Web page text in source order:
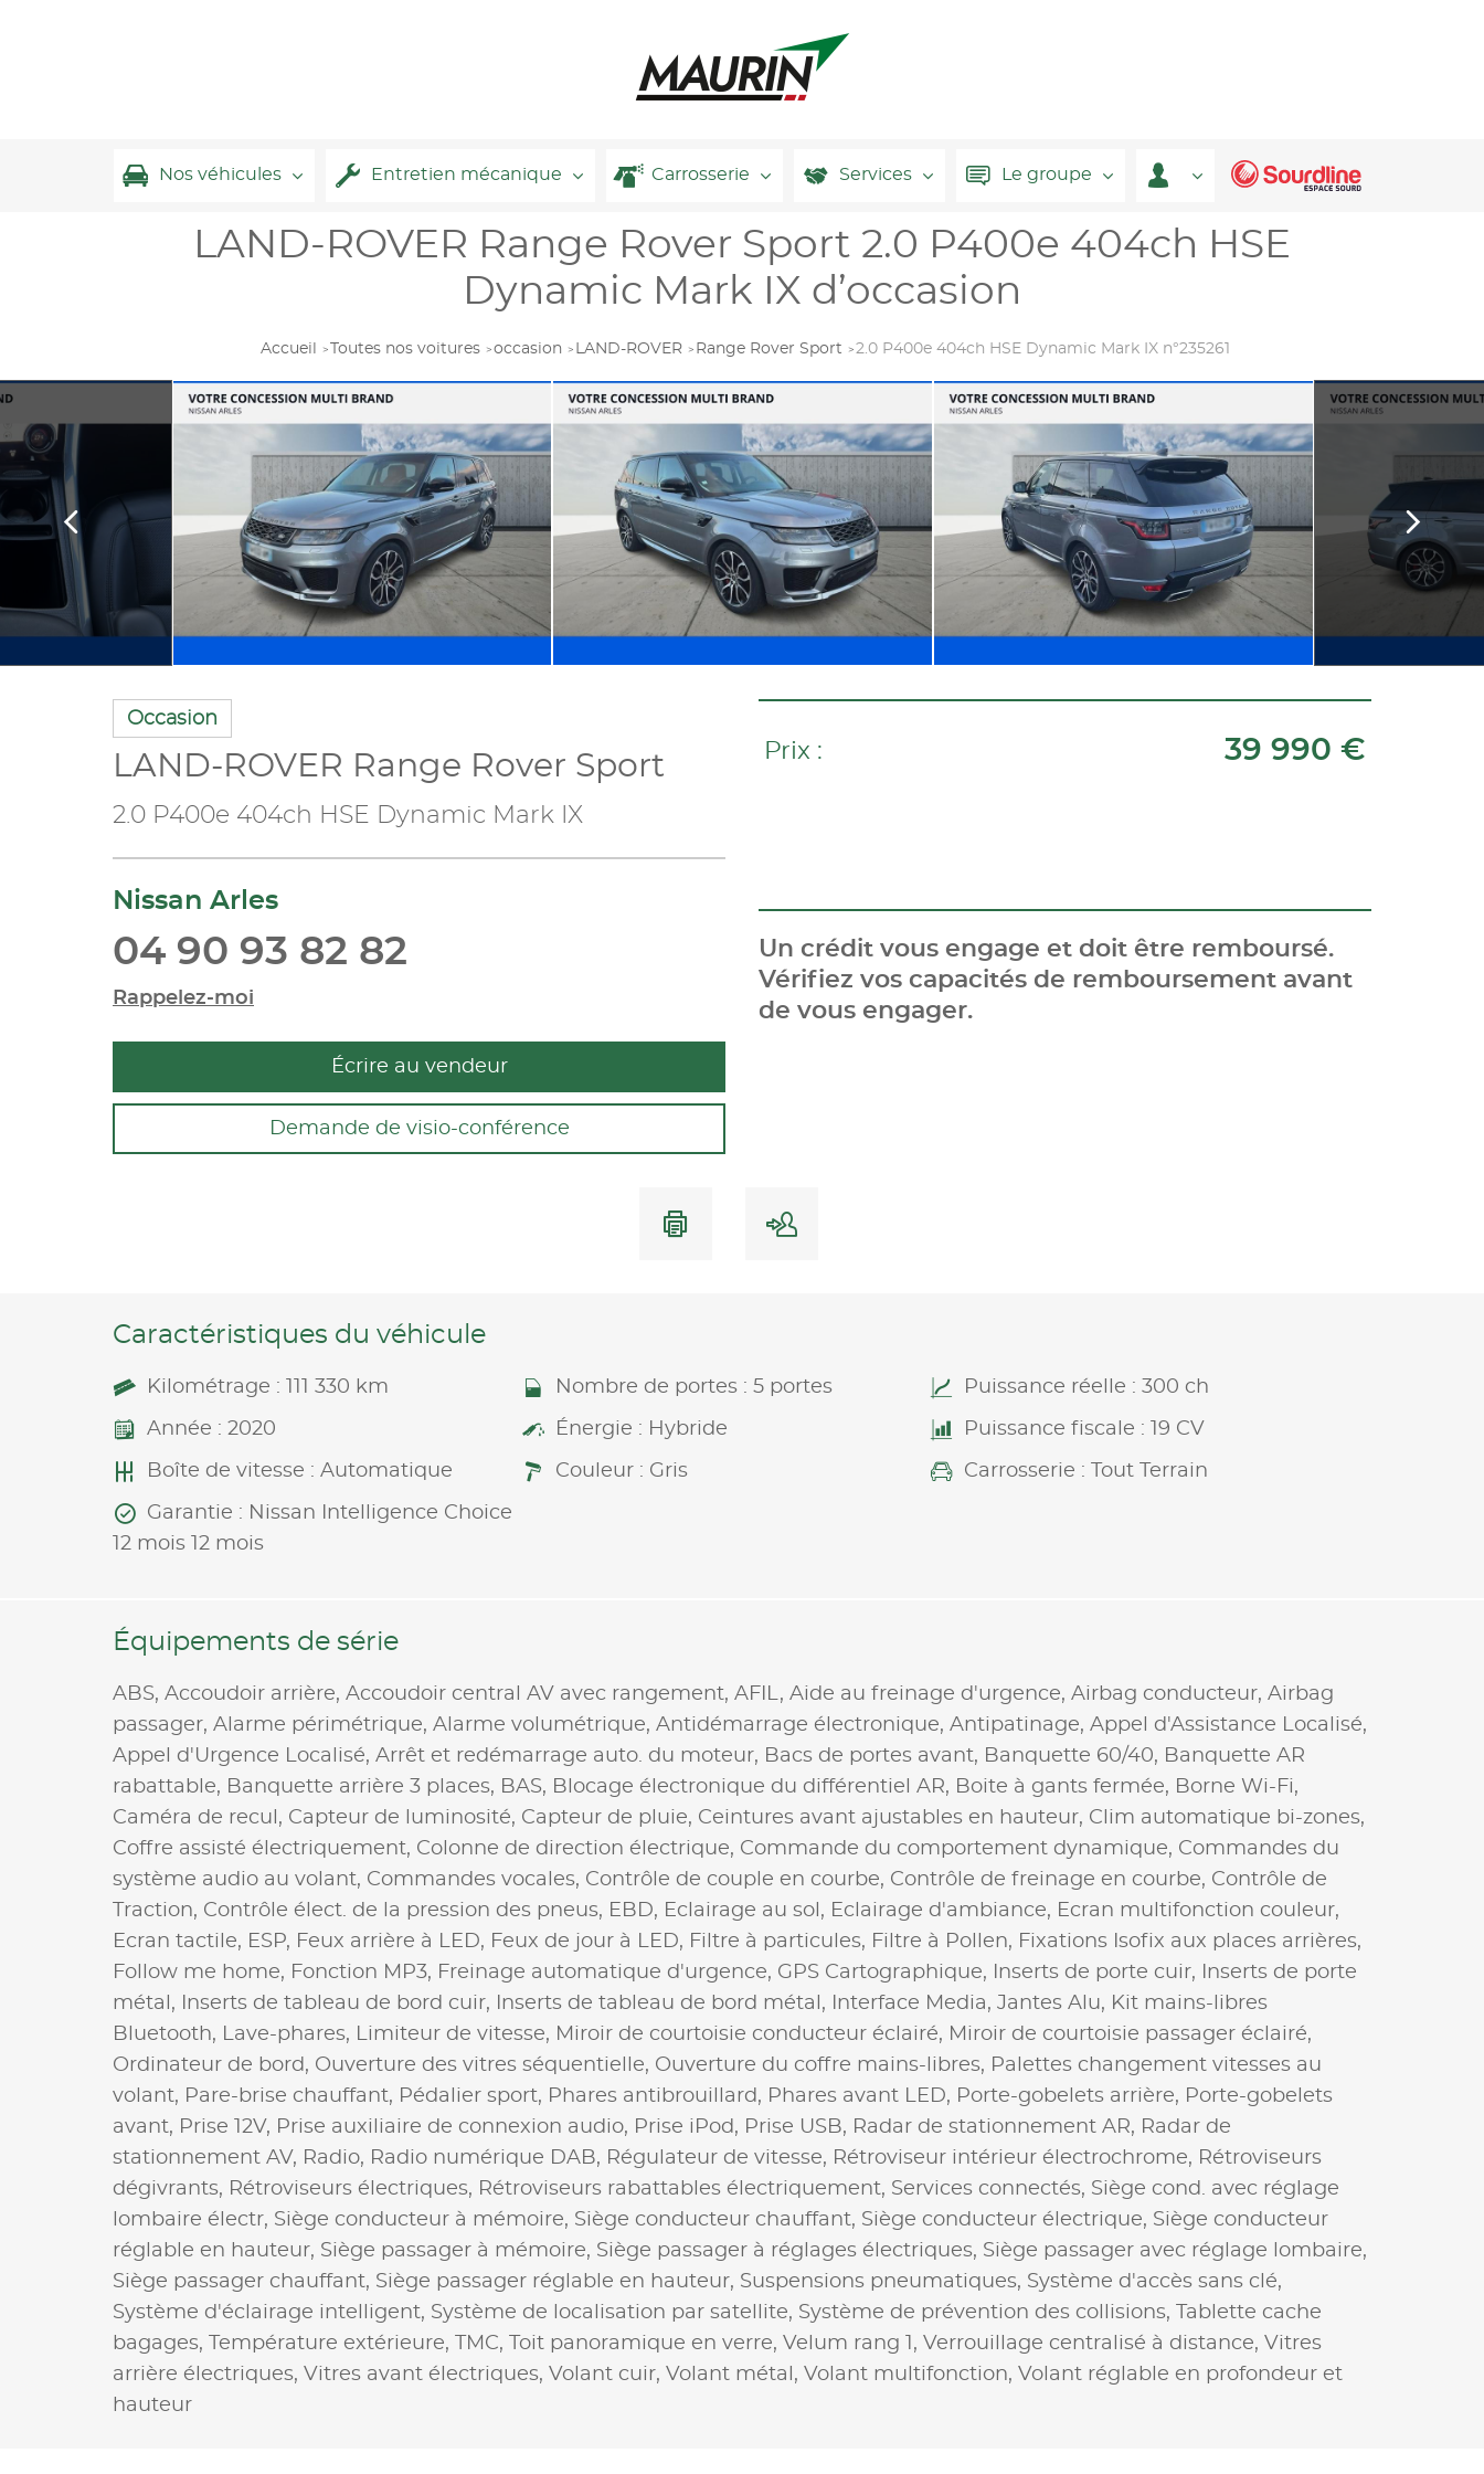
Nos véhicules Entretien mécanique Carrosserie Services Le groupe
LAND-ROVER Range Rover Sport 2.0 P400e 404ch HSE
Dynamic Mark IX d’occasion
Accueil Toutes nos voitures occasion LAND-ROVER Range Rover Sport 2.0 P400e 404ch HSE Dynamic Mark IX n°235261
Occasion
LAND-ROVER Range Rover Sport
2.0 P400e 404ch HSE Dynamic Mark IX
Nissan Arles
04 90 93 82 82
Rappelez-moi
Écrire au vendeur
Demande de visio-conférence
Prix : 39 990 €
Un crédit vous engage et doit être remboursé.
Vérifiez vos capacités de remboursement avant
de vous engager.
Caractéristiques du véhicule
Kilométrage : 111 330 km Nombre de portes : 5 portes Puissance réelle : 300 ch
Année : 2020 Énergie : Hybride Puissance fiscale : 19 CV
Boîte de vitesse : Automatique Couleur : Gris Carrosserie : Tout Terrain
Garantie : Nissan Intelligence Choice
12 mois 12 mois
Équipements de série
ABS, Accoudoir arrière, Accoudoir central AV avec rangement, AFIL, Aide au freinage d'urgence, Airbag conducteur, Airbag
passager, Alarme périmétrique, Alarme volumétrique, Antidémarrage électronique, Antipatinage, Appel d'Assistance Localisé,
Appel d'Urgence Localisé, Arrêt et redémarrage auto. du moteur, Bacs de portes avant, Banquette 60/40, Banquette AR
rabattable, Banquette arrière 3 places, BAS, Blocage électronique du différentiel AR, Boite à gants fermée, Borne Wi-Fi,
Caméra de recul, Capteur de luminosité, Capteur de pluie, Ceintures avant ajustables en hauteur, Clim automatique bi-zones,
Coffre assisté électriquement, Colonne de direction électrique, Commande du comportement dynamique, Commandes du
système audio au volant, Commandes vocales, Contrôle de couple en courbe, Contrôle de freinage en courbe, Contrôle de
Traction, Contrôle élect. de la pression des pneus, EBD, Eclairage au sol, Eclairage d'ambiance, Ecran multifonction couleur,
Ecran tactile, ESP, Feux arrière à LED, Feux de jour à LED, Filtre à particules, Filtre à Pollen, Fixations Isofix aux places arrières,
Follow me home, Fonction MP3, Freinage automatique d'urgence, GPS Cartographique, Inserts de porte cuir,
Inserts de porte
métal,
Inserts de tableau de bord cuir, Inserts de tableau de bord métal, Interface Media, Jantes Alu, Kit mains-libres
Bluetooth, Lave-phares, Limiteur de vitesse, Miroir de courtoisie conducteur éclairé, Miroir de courtoisie passager éclairé,
Ordinateur de bord, Ouverture des vitres séquentielle, Ouverture du coffre mains-libres, Palettes changement vitesses au
volant, Pare-brise chauffant, Pédalier sport, Phares antibrouillard, Phares avant LED, Porte-gobelets arrière, Porte-gobelets
avant, Prise 12V, Prise auxiliaire de connexion audio, Prise iPod, Prise USB, Radar de stationnement AR, Radar de
stationnement AV, Radio, Radio numérique DAB, Régulateur de vitesse, Rétroviseur intérieur électrochrome, Rétroviseurs
dégivrants, Rétroviseurs électriques, Rétroviseurs rabattables électriquement, Services connectés, Siège cond. avec réglage
lombaire électr, Siège conducteur à mémoire, Siège conducteur chauffant, Siège conducteur électrique, Siège conducteur
réglable en hauteur, Siège passager à mémoire, Siège passager à réglages électriques, Siège passager avec réglage lombaire,
Siège passager chauffant, Siège passager réglable en hauteur, Suspensions pneumatiques, Système d'accès sans clé,
Système d'éclairage intelligent, Système de localisation par satellite, Système de prévention des collisions,
Tablette cache
bagages,
Température extérieure, TMC, Toit panoramique en verre, Velum rang 1, Verrouillage centralisé à distance, Vitres
arrière électriques, Vitres avant électriques, Volant cuir, Volant métal, Volant multifonction, Volant réglable en profondeur et
hauteur